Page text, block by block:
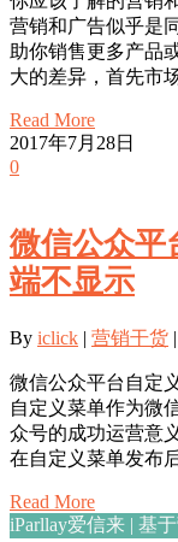
营销和广告似乎是
助你销售更多产品
大的差异，首先市
Read More
2017年7月28日
0
微信公众平
端不显示
By iclick | 营销干货 |
微信公众平台自定
自定义菜单作为微
众号的成功运营意
在自定义菜单发布
Read More
iParllay爱信来 | 基